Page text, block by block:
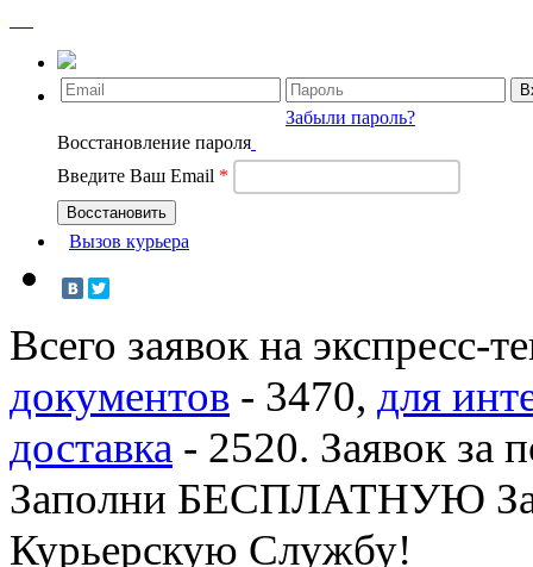
Забыли пароль?
Восстановление пароля
Введите Ваш Email *
Вызов курьера
Всего заявок на экспресс-
документов - 3470, для
доставка - 2520. Заявок за
Заполни БЕСПЛАТНУЮ
Курьерскую Службу!